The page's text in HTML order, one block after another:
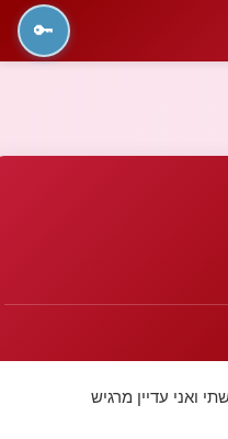
🔑
ואני עדיין מרגיש